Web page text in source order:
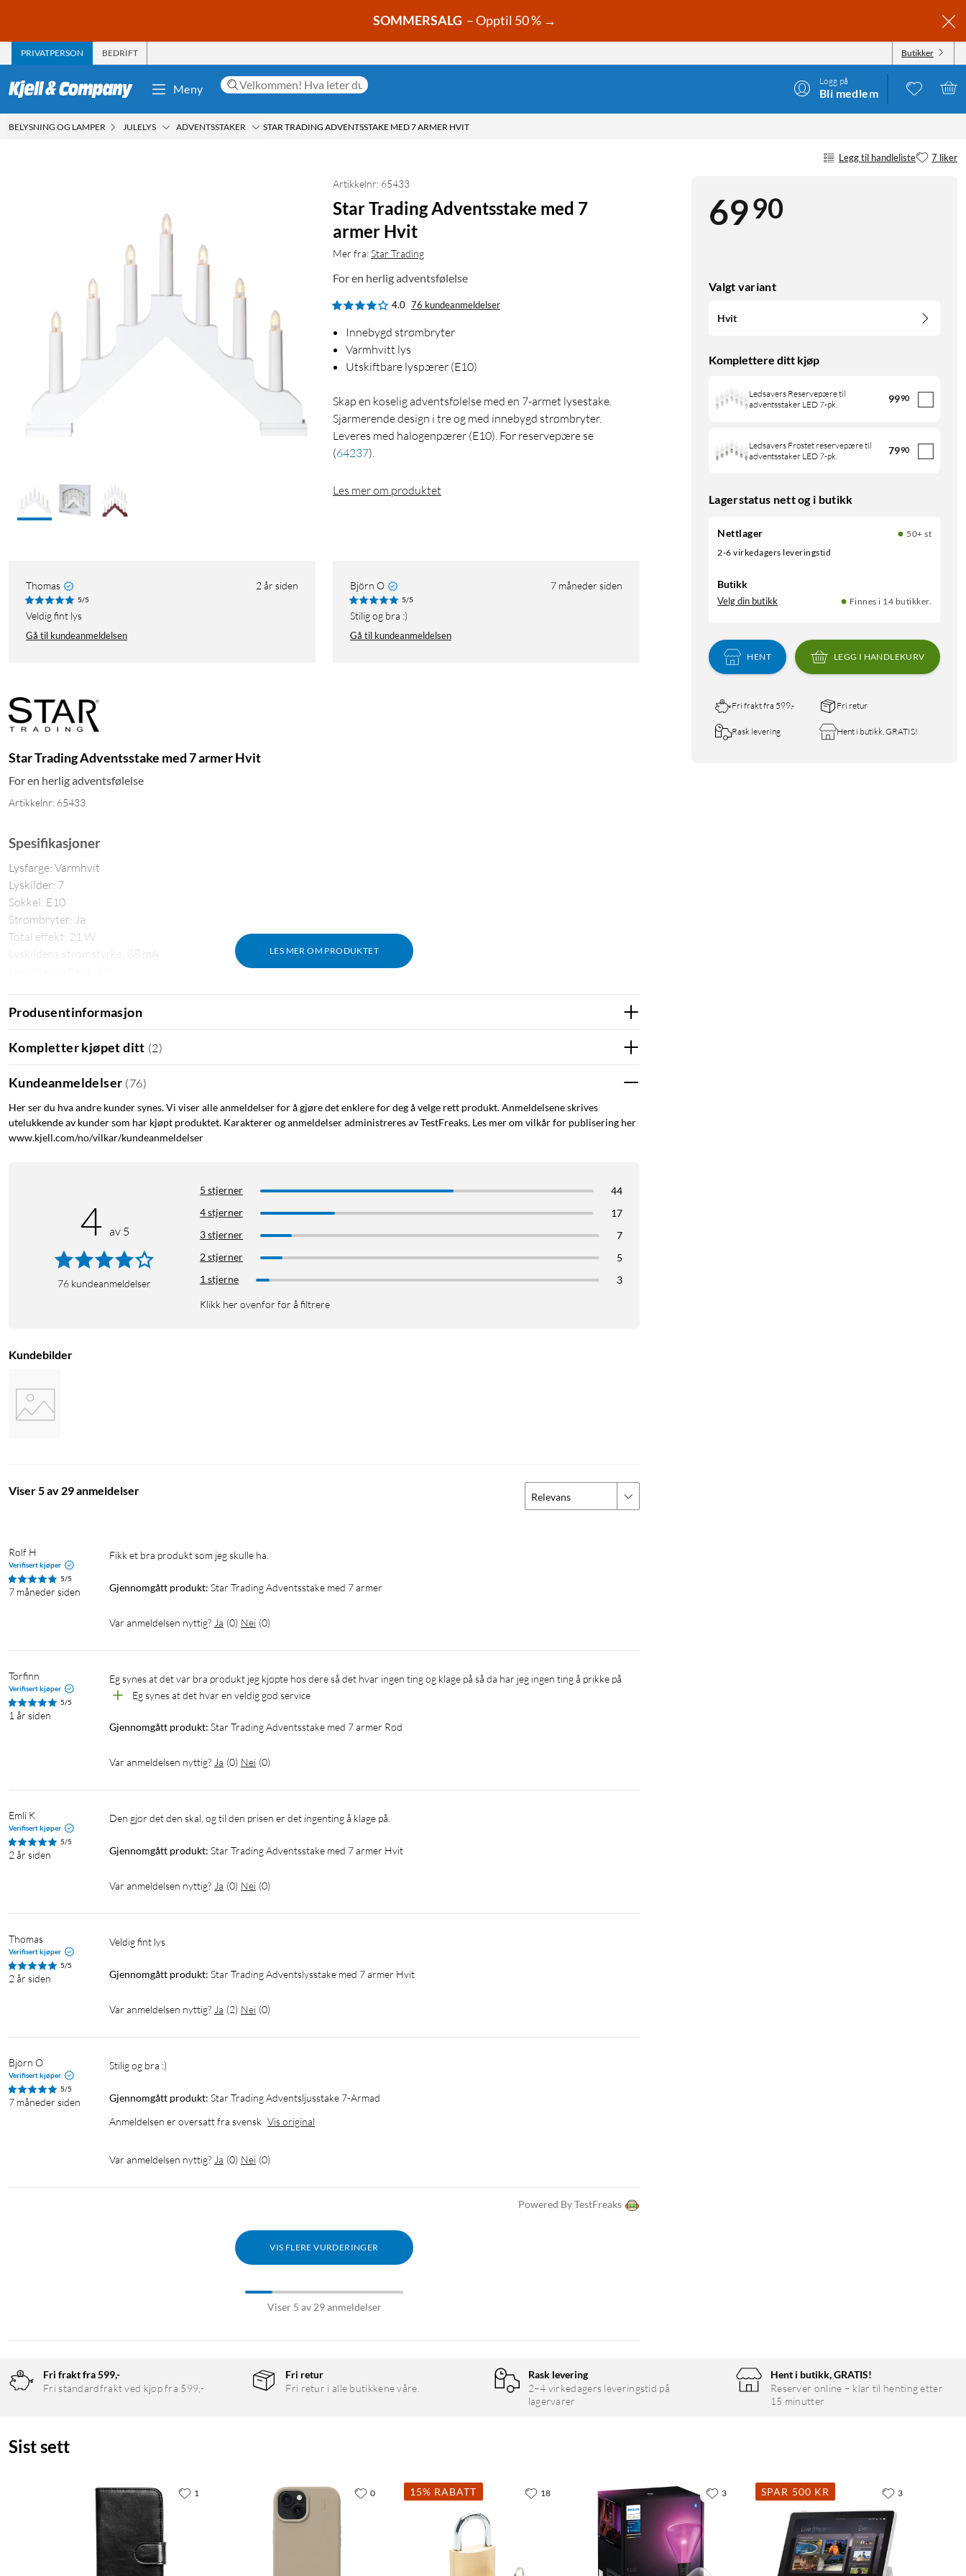
SOMMERSALG – Opptil 50 % →
PRIVATPERSON BEDRIFT Butikker
Meny
Logg på
Bli medlem
BELYSNING OG LAMPER JULELYS ADVENTSSTAKER STAR TRADING ADVENTSSTAKE MED 7 ARMER HVIT
Legg til handleliste 7 liker
6990
Valgt variant
Hvit
Komplettere ditt kjøp
Ledsavers Reservepære til
adventsstaker LED 7-pk.
9990
Ledsavers Frostet reservepære til
adventsstaker LED 7-pk.
7990
Lagerstatus nett og i butikk
Nettlager
50+ st
2-6 virkedagers leveringstid
Butikk
Velg din butikk Finnes i 14 butikker.
HENT LEGG I HANDLEKURV
Fri frakt fra 599,- Fri retur
Rask levering Hent i butikk, GRATIS!
Artikkelnr: 65433
Star Trading Adventsstake med 7
armer Hvit
Mer fra:Star Trading
For en herlig adventsfølelse
4.0 76 kundeanmeldelser
Innebygd strømbryter
Varmhvitt lys
Utskiftbare lyspærer (E10)
Skap en koselig adventsfølelse med en 7-armet lysestake.
Sjarmerende design i tre og med innebygd strømbryter.
Leveres med halogenpærer (E10). For reservepære se
(64237).
Les mer om produktet
Thomas 2 år siden
5/5
Veldig fint lys
Gå til kundeanmeldelsen
Björn O 7 måneder siden
5/5
Stilig og bra :)
Gå til kundeanmeldelsen
Star Trading Adventsstake med 7 armer Hvit
For en herlig adventsfølelse
Artikkelnr: 65433
LES MER OM PRODUKTET
Spesifikasjoner
Lysfarge: Varmhvit
Lyskilder: 7
Sokkel: E10
Strømbryter: Ja
Total effekt: 21 W
Lyskildens strømstyrke: 88 mA
Spenning: 230 V AC
Lengde på tilkoblingskabel: 180 cm
Avstand mellom kontakt og strømbryter: 150 cm
Avstand mellom strømbryter og produkt: 30 cm
IP-klasse: IP20
Mål: 37x30x4 cm
Adventslys Adventslysestake 7-armet LED-adventlys LED-adventlysestake 7-armet lysestake
Produsentinformasjon
Kompletter kjøpet ditt (2)
Kundeanmeldelser (76)
Her ser du hva andre kunder synes. Vi viser alle anmeldelser for å gjøre det enklere for deg å velge rett produkt. Anmeldelsene skrives
utelukkende av kunder som har kjøpt produktet. Karakterer og anmeldelser administreres av TestFreaks. Les mer om vilkår for publisering her
www.kjell.com/no/vilkar/kundeanmeldelser
4 av 5
76 kundeanmeldelser
5 stjerner
44
4 stjerner
17
3 stjerner
7
2 stjerner
5
1 stjerne
3
Klikk her ovenfor for å filtrere
Kundebilder
Viser 5 av 29 anmeldelser Relevans
Rolf H
Verifisert kjøper
5/5
7 måneder siden
Fikk et bra produkt som jeg skulle ha.
Gjennomgått produkt: Star Trading Adventsstake med 7 armer
Var anmeldelsen nyttig? Ja (0) Nei (0)
Torfinn
Verifisert kjøper
5/5
1 år siden
Eg synes at det var bra produkt jeg kjøpte hos dere så det hvar ingen ting og klage på så da har jeg ingen ting å prikke på
Eg synes at det hvar en veldig god service
Gjennomgått produkt: Star Trading Adventsstake med 7 armer Rød
Var anmeldelsen nyttig? Ja (0) Nei (0)
Emli K
Verifisert kjøper
5/5
2 år siden
Den gjør det den skal, og til den prisen er det ingenting å klage på.
Gjennomgått produkt: Star Trading Adventsstake med 7 armer Hvit
Var anmeldelsen nyttig? Ja (0) Nei (0)
Thomas
Verifisert kjøper
5/5
2 år siden
Veldig fint lys
Gjennomgått produkt: Star Trading Adventslysstake med 7 armer Hvit
Var anmeldelsen nyttig? Ja (2) Nei (0)
Björn O
Verifisert kjøper
5/5
7 måneder siden
Stilig og bra :)
Gjennomgått produkt: Star Trading Adventsljusstake 7-Armad
Anmeldelsen er oversatt fra svensk Vis original
Var anmeldelsen nyttig? Ja (0) Nei (0)
Powered By TestFreaks
VIS FLERE VURDERINGER
Viser 5 av 29 anmeldelser
Fri frakt fra 599,-
Fri standardfrakt ved kjøp fra 599,-
Fri retur
Fri retur i alle butikkene våre.
Rask levering
2–4 virkedagers leveringstid på
lagervarer
Hent i butikk, GRATIS!
Reserver online – klar til henting etter
15 minutter
Sist sett
1 0 15% RABATT 18 3 SPAR 500 KR 3